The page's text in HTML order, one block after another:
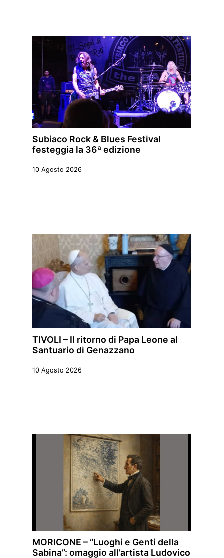
Subiaco Rock & Blues Festival
festeggia la 36ª edizione
10 Agosto 2026
TIVOLI – Il ritorno di Papa Leone al
Santuario di Genazzano
10 Agosto 2026
MORICONE – “Luoghi e Genti della
Sabina”: omaggio all’artista Ludovico